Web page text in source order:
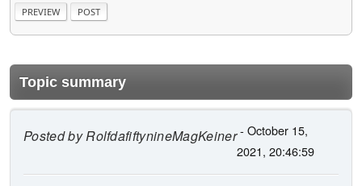
Topic summary
Posted byRolfdafiftynineMagKeiner- October 15,
2021, 20:46:59